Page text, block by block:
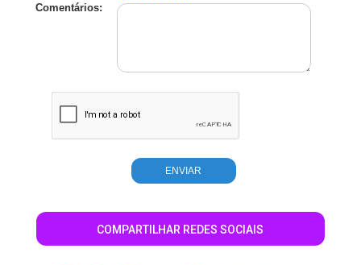
Comentários:
COMPARTILHAR REDES SOCIAIS